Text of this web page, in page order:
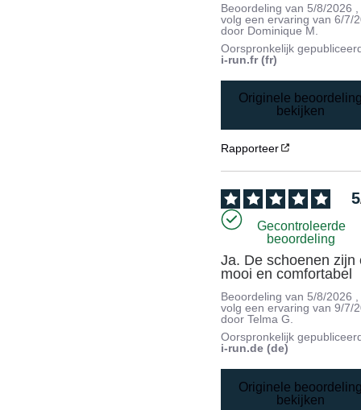
Beoordeling van 5/8/2026
volg een ervaring van6/7/
door Dominique M.
Oorspronkelijk
i-run.fr (fr)
Originele
bekijken
Rapporteer
5
Gecontroleerde
beoordeling
Ja. De schoenen zijn
mooi en comfortabel
Beoordeling van 5/8/2026
volg een ervaring van9/7/
doorTelma G.
Oorspronkelijk
i-run.de (de)
Originele
bekijken